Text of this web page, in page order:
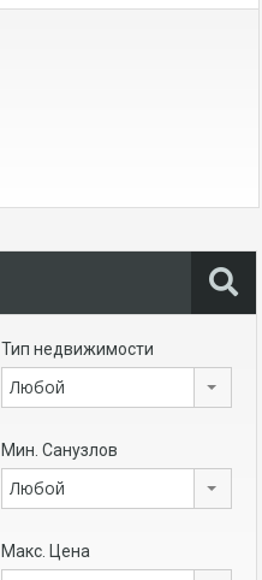
Тип недвижимости
Любой
Мин. Санузлов
Любой
Макс. Цена